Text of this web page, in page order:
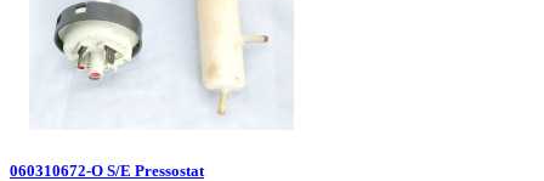
060310672-O S/E Pressostat